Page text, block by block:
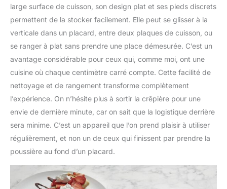
large surface de cuisson, son design plat et ses pieds discrets
permettent de la stocker facilement. Elle peut se glisser à la
verticale dans un placard, entre deux plaques de cuisson, ou
se ranger à plat sans prendre une place démesurée. C’est un
avantage considérable pour ceux qui, comme moi, ont une
cuisine où chaque centimètre carré compte. Cette facilité de
nettoyage et de rangement transforme complètement
l’expérience. On n’hésite plus à sortir la crêpière pour une
envie de dernière minute, car on sait que la logistique derrière
sera minime. C’est un appareil que l’on prend plaisir à utiliser
régulièrement, et non un de ceux qui finissent par prendre la
poussière au fond d’un placard.